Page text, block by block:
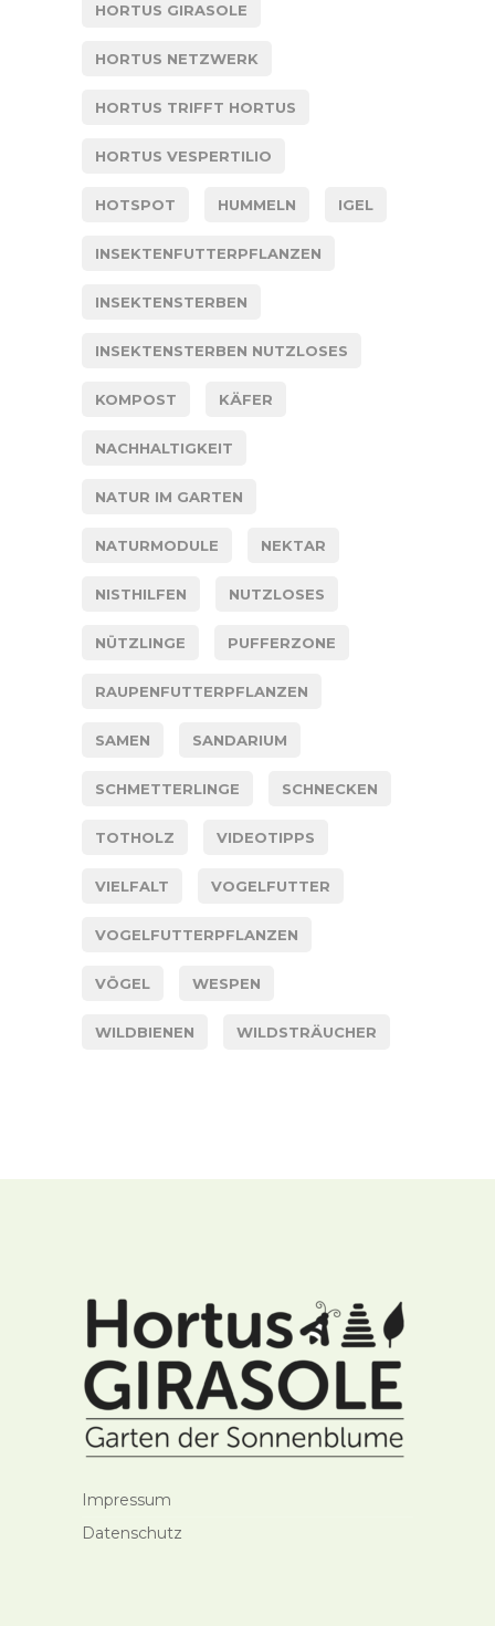
HORTUS GIRASOLE
HORTUS NETZWERK
HORTUS TRIFFT HORTUS
HORTUS VESPERTILIO
HOTSPOT HUMMELN IGEL
INSEKTENFUTTERPFLANZEN
INSEKTENSTERBEN
INSEKTENSTERBEN NUTZLOSES
KOMPOST KÄFER
NACHHALTIGKEIT
NATUR IM GARTEN
NATURMODULE NEKTAR
NISTHILFEN NUTZLOSES
NÜTZLINGE PUFFERZONE
RAUPENFUTTERPFLANZEN
SAMEN SANDARIUM
SCHMETTERLINGE SCHNECKEN
TOTHOLZ VIDEOTIPPS
VIELFALT VOGELFUTTER
VOGELFUTTERPFLANZEN
VÖGEL WESPEN
WILDBIENEN WILDSTRÄUCHER
Impressum
Datenschutz